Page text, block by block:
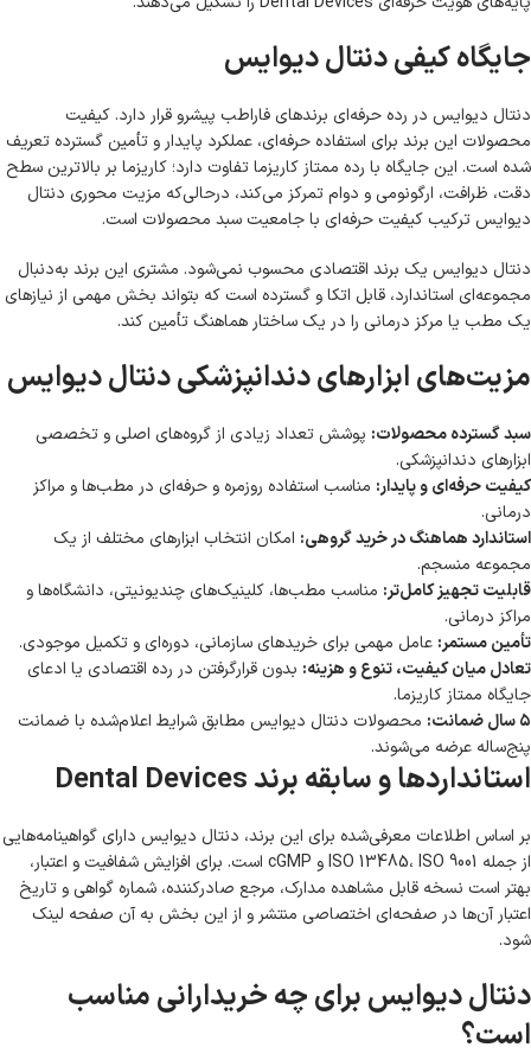
جایگاه کیفی دنتال دیوایس
دنتال دیوایس در رده حرفه‌ای برندهای فاراطب پیشرو قرار دارد. کیفیت
محصولات این برند برای استفاده حرفه‌ای، عملکرد پایدار و تأمین گسترده تعریف
شده است. این جایگاه با رده ممتاز کاریزما تفاوت دارد؛ کاریزما بر بالاترین سطح
دقت، ظرافت، ارگونومی و دوام تمرکز می‌کند، درحالی‌که مزیت محوری دنتال
دیوایس ترکیب کیفیت حرفه‌ای با جامعیت سبد محصولات است.
دنتال دیوایس یک برند اقتصادی محسوب نمی‌شود. مشتری این برند به‌دنبال
مجموعه‌ای استاندارد، قابل اتکا و گسترده است که بتواند بخش مهمی از نیازهای
یک مطب یا مرکز درمانی را در یک ساختار هماهنگ تأمین کند.
مزیت‌های ابزارهای دندانپزشکی دنتال دیوایس
سبد گسترده محصولات: پوشش تعداد زیادی از گروه‌های اصلی و تخصصی
ابزارهای دندانپزشکی.
کیفیت حرفه‌ای و پایدار: مناسب استفاده روزمره و حرفه‌ای در مطب‌ها و مراکز
درمانی.
استاندارد هماهنگ در خرید گروهی: امکان انتخاب ابزارهای مختلف از یک
مجموعه منسجم.
قابلیت تجهیز کامل‌تر: مناسب مطب‌ها، کلینیک‌های چندیونیتی، دانشگاه‌ها و
مراکز درمانی.
تأمین مستمر: عامل مهمی برای خریدهای سازمانی، دوره‌ای و تکمیل موجودی.
تعادل میان کیفیت، تنوع و هزینه: بدون قرارگرفتن در رده اقتصادی یا ادعای
جایگاه ممتاز کاریزما.
۵ سال ضمانت:
محصولات دنتال دیوایس مطابق شرایط اعلام‌شده با ضمانت
پنج‌ساله عرضه می‌شوند.
استانداردها و سابقه برند Dental Devices
بر اساس اطلاعات معرفی‌شده برای این برند، دنتال دیوایس دارای گواهینامه‌هایی
از جمله ISO 13485، ISO 9001 و cGMP است. برای افزایش شفافیت و اعتبار،
بهتر است نسخه قابل مشاهده مدارک، مرجع صادرکننده، شماره گواهی و تاریخ
اعتبار آن‌ها در صفحه‌ای اختصاصی منتشر و از این بخش به آن صفحه لینک
شود.
دنتال دیوایس برای چه خریدارانی مناسب
است؟